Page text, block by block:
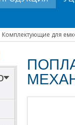
Комплектующие для